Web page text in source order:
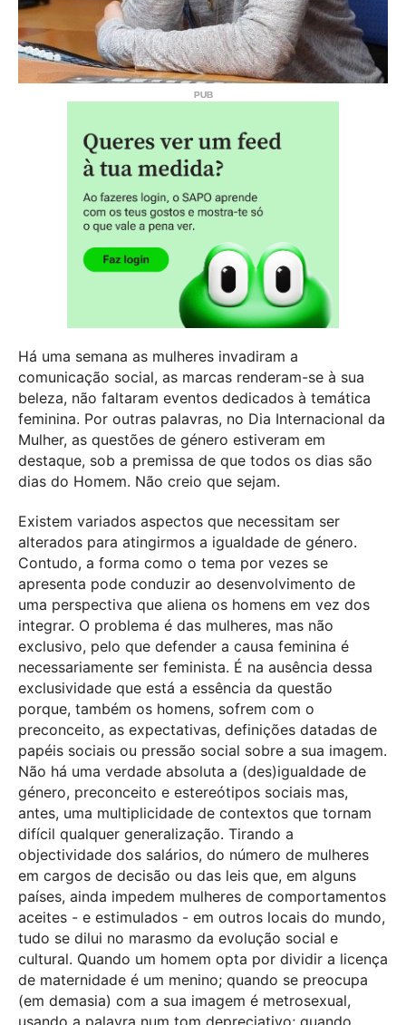
Há uma semana as mulheres invadiram a
comunicação social, as marcas renderam-se à sua
beleza, não faltaram eventos dedicados à temática
feminina. Por outras palavras, no Dia Internacional da
Mulher, as questões de género estiveram em
destaque, sob a premissa de que todos os dias são
dias do Homem. Não creio que sejam.
Existem variados aspectos que necessitam ser
alterados para atingirmos a igualdade de género.
Contudo, a forma como o tema por vezes se
apresenta pode conduzir ao desenvolvimento de
uma perspectiva que aliena os homens em vez dos
integrar. O problema é das mulheres, mas não
exclusivo, pelo que defender a causa feminina é
necessariamente ser feminista. É na ausência dessa
exclusividade que está a essência da questão
porque, também os homens, sofrem com o
preconceito, as expectativas, definições datadas de
papéis sociais ou pressão social sobre a sua imagem.
Não há uma verdade absoluta a (des)igualdade de
género, preconceito e estereótipos sociais mas,
antes, uma multiplicidade de contextos que tornam
difícil qualquer generalização. Tirando a
objectividade dos salários, do número de mulheres
em cargos de decisão ou das leis que, em alguns
países, ainda impedem mulheres de comportamentos
aceites - e estimulados - em outros locais do mundo,
tudo se dilui no marasmo da evolução social e
cultural. Quando um homem opta por dividir a licença
de maternidade é um menino; quando se preocupa
(em demasia) com a sua imagem é metrosexual,
usando a palavra num tom depreciativo; quando